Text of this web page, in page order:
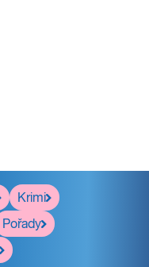
Krimi
Pořady